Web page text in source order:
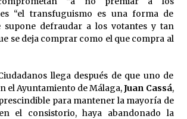
¿Un «insulto» al traje de flamenca?
Semidesnudos, trasparencias y batas de cola
en la Feria de Abril
7 de mayo de 2022
repondrán cuando desaparezca el riesgo de
lluvia
4 de mayo de 2022
“el transfuguismo es una forma de
supone defraudar a los votantes y tan
se deja comprar como el que compra al
llega después de que uno de
el Ayuntamiento de Málaga,Juan Cassá,
para mantener la mayoría de
el consistorio, haya abandonado la